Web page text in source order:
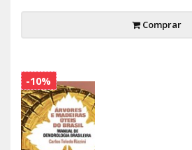
Comprar
-10%